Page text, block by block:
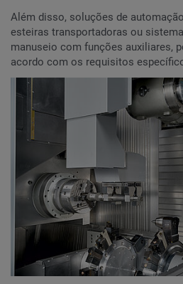
Além disso, soluções de
esteiras transportadoras ou
manuseio com funções auxiliares,
acordo com os requisitos